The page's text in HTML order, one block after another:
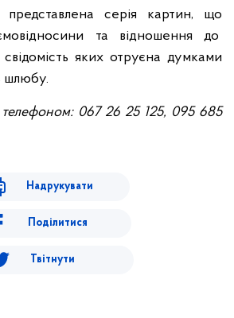
серія картин, що
та відношення до
свідомість яких отруєна думками
шлюбу.
067 26 25 125, 095 685
Надрукувати
Поділитися
Твітнути